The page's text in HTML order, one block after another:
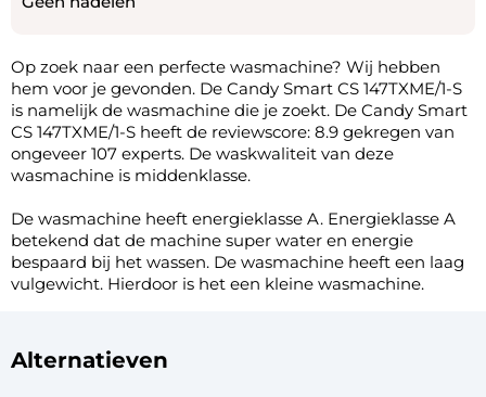
Op zoek naar een perfecte wasmachine? Wij hebben
hem voor je gevonden. De Candy Smart CS 147TXME/1-S
is namelijk de wasmachine die je zoekt. De Candy Smart
CS 147TXME/1-S heeft de reviewscore: 8.9 gekregen van
ongeveer 107 experts. De waskwaliteit van deze
wasmachine is middenklasse.
De wasmachine heeft energieklasse A. Energieklasse A
betekend dat de machine super water en energie
bespaard bij het wassen. De wasmachine heeft een laag
vulgewicht. Hierdoor is het een kleine wasmachine.
Alternatieven